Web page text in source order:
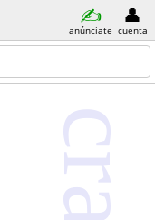
anúnciate cuenta